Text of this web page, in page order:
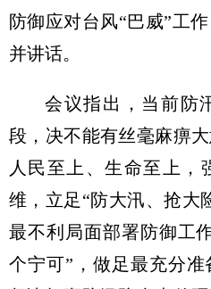
防御应对台风“巴威”工
并讲话。
会议指出，当前防
段，决不能有丝毫麻痹
人民至上、生命至上，
维，立足“防大汛、抢大
最不利局面部署防御工
个宁可”，做足最充分准